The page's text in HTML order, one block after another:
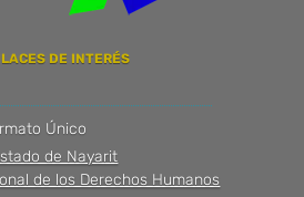
DE INTERÉS
Único
de Nayarit
de los Derechos Humanos